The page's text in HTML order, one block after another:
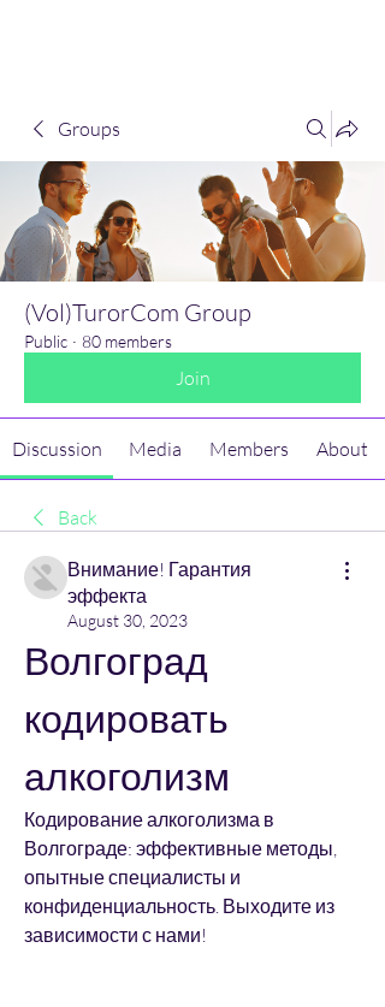
Groups
(Vol)TurorCom Group
Public · 80 members
Join
Discussion Media Members About
Back
Внимание! Гарантия
эффекта
August 30, 2023
Волгоград
кодировать
алкоголизм
Кодирование алкоголизма в
Волгограде: эффективные методы,
опытные специалисты и
конфиденциальность. Выходите из
зависимости с нами!